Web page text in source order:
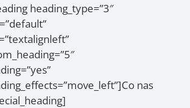
heading_type=”3″
nas